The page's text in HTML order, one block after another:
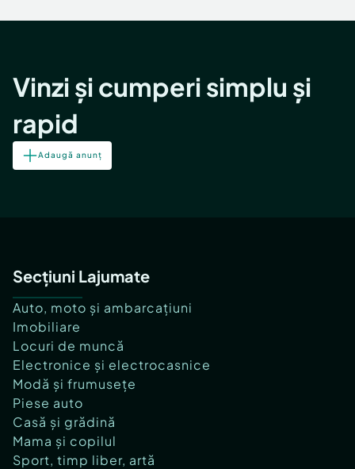
Vinzi și cumperi simplu și
rapid
Adaugă anunț
Secțiuni Lajumate
Auto, moto și ambarcațiuni
Imobiliare
Locuri de muncă
Electronice și electrocasnice
Modă și frumusețe
Piese auto
Casă și grădină
Mama și copilul
Sport, timp liber, artă